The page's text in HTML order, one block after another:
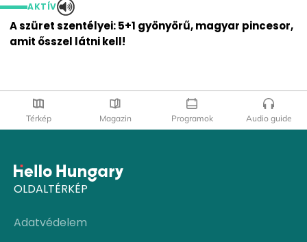
AKTÍV
A szüret szentélyei: 5+1 gyönyörű, magyar pincesor,
amit ősszel látni kell!
Térkép Magazin Programok Audio guide
OLDALTÉRKÉP
Adatvédelem